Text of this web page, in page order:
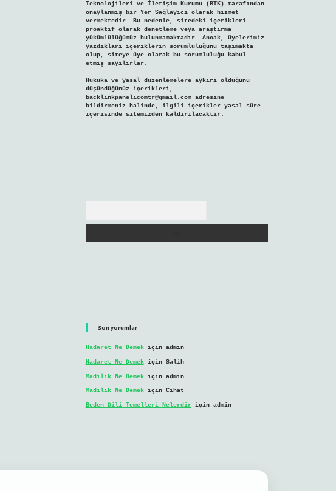
Teknolojileri ve İletişim Kurumu (BTK) tarafından
onaylanmış bir Yer Sağlayıcı olarak hizmet
vermektedir. Bu nedenle, sitedeki içerikleri
proaktif olarak denetleme veya araştırma
yükümlülüğümüz bulunmamaktadır. Ancak, üyelerimiz
yazdıkları içeriklerin sorumluluğunu taşımakta
olup, siteye üye olarak bu sorumluluğu kabul
etmiş sayılırlar.
Hukuka ve yasal düzenlemelere aykırı olduğunu
düşündüğünüz içerikleri,
backlinkpanelicomtr@gmail.comadresine
bildirmeniz halinde, ilgili içerikler yasal süre
içerisinde sitemizden kaldırılacaktır.
Son yorumlar
Hadaret Ne Demekiçin admin
Hadaret Ne Demekiçin Salih
Madilik Ne Demekiçin admin
Madilik Ne Demekiçin Cihat
Beden Dili Temelleri Nelerdiriçin admin